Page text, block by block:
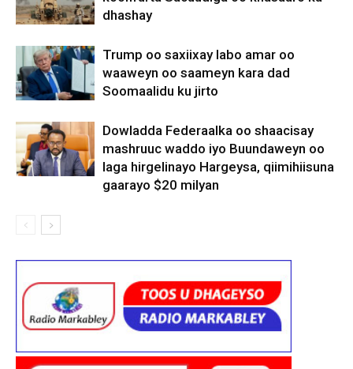
dhashay
Trump oo saxiixay labo amar oo
waaweyn oo saameyn kara dad
Soomaalidu ku jirto
Dowladda Federaalka oo shaacisay
mashruuc waddo iyo Buundaweyn oo
laga hirgelinayo Hargeysa, qiimihiisuna
gaarayo $20 milyan